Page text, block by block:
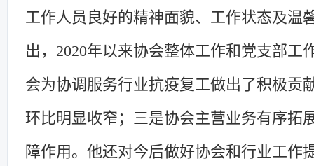
工作人员良好的精神面貌、工作状态及温
出， 2020年以来协会整体工作和党支部工
会为协调服务行业抗疫复工做出了积极贡
环比明显收窄 ； 三是协会主营业务有序拓
障作用。他还对今后做好协会和行业工作